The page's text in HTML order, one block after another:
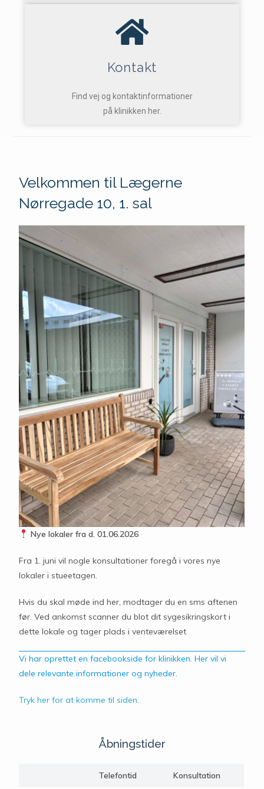
Kontakt
Find vej og kontaktinformationer
på klinikken her.
Velkommen til Lægerne
Nørregade 10, 1. sal
Nye lokaler fra d. 01.06.2026
Fra 1. juni vil nogle konsultationer foregå i vores nye
lokaler i stueetagen.
Hvis du skal møde ind her, modtager du en sms aftenen
før. Ved ankomst scanner du blot dit sygesikringskort i
dette lokale og tager plads i venteværelset
Vi har oprettet en facebookside for klinikken. Her vil vi
dele relevante informationer og nyheder.
Tryk her for at komme til siden.
Åbningstider
Telefontid Konsultation